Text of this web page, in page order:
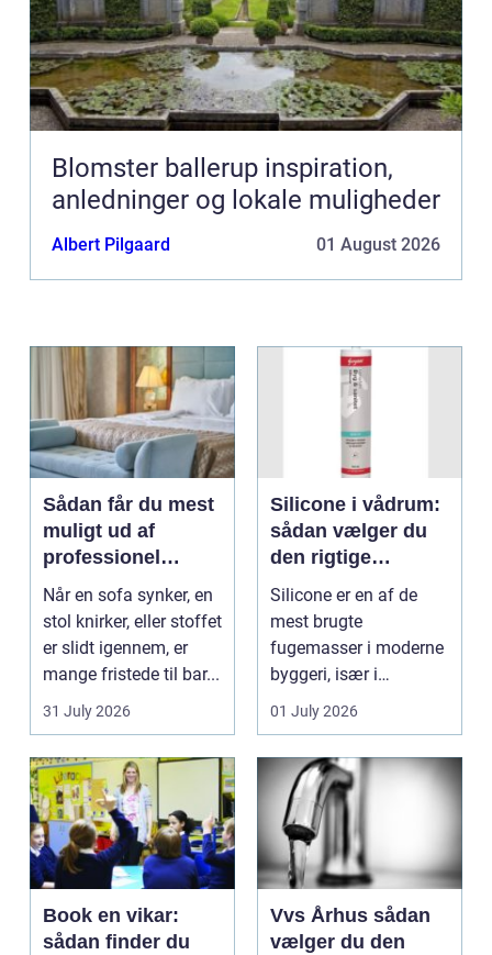
Blomster ballerup inspiration,
anledninger og lokale muligheder
Albert Pilgaard 01 August 2026
Sådan får du mest
muligt ud af
professionel
møbelpolstring
Når en sofa synker, en
stol knirker, eller stoffet
er slidt igennem, er
mange fristede til bar...
31 July 2026
Silicone i vådrum:
sådan vælger du
den rigtige
fugemasse
Silicone er en af de
mest brugte
fugemasser i moderne
byggeri, især i
badeværelser,
køkkener og andr...
01 July 2026
Book en vikar:
sådan finder du
Vvs Århus sådan
vælger du den